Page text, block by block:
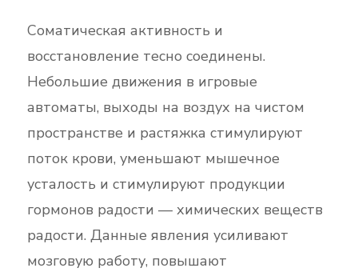
Соматическая активность и
восстановление тесно соединены.
Небольшие движения в игровые
автоматы, выходы на воздух на чистом
пространстве и растяжка стимулируют
поток крови, уменьшают мышечное
усталость и стимулируют продукции
гормонов радости — химических веществ
радости. Данные явления усиливают
мозговую работу, повышают